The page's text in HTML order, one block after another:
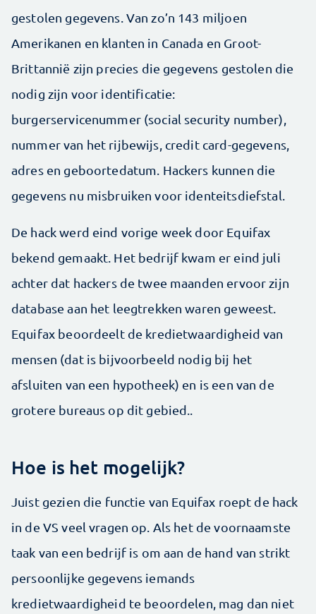
gestolen gegevens. Van zo’n 143 miljoen
Amerikanen en klanten in Canada en Groot-
Brittannië zijn precies die gegevens gestolen die
nodig zijn voor identificatie:
burgerservicenummer (social security number),
nummer van het rijbewijs, credit card-gegevens,
adres en geboortedatum. Hackers kunnen die
gegevens nu misbruiken voor identeitsdiefstal.
De hack werd eind vorige week door Equifax
bekend gemaakt. Het bedrijf kwam er eind juli
achter dat hackers de twee maanden ervoor zijn
database aan het leegtrekken waren geweest.
Equifax beoordeelt de kredietwaardigheid van
mensen (dat is bijvoorbeeld nodig bij het
afsluiten van een hypotheek) en is een van de
grotere bureaus op dit gebied..
Hoe is het mogelijk?
Juist gezien die functie van Equifax roept de hack
in de VS veel vragen op. Als het de voornaamste
taak van een bedrijf is om aan de hand van strikt
persoonlijke gegevens iemands
kredietwaardigheid te beoordelen, mag dan niet